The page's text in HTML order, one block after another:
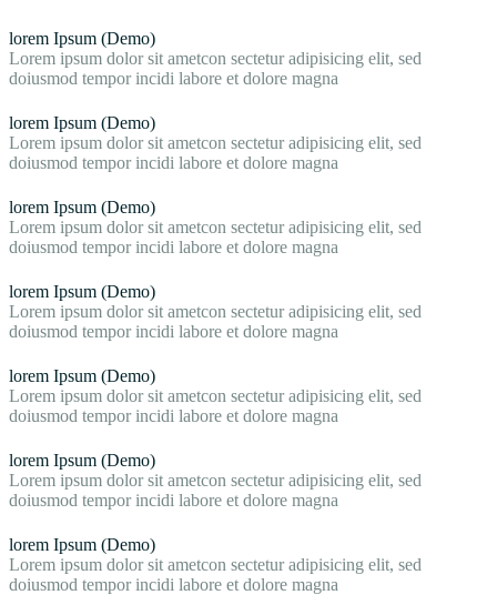
lorem Ipsum (Demo)
Lorem ipsum dolor sit ametcon sectetur adipisicing elit, sed
doiusmod tempor incidi labore et dolore magna
lorem Ipsum (Demo)
Lorem ipsum dolor sit ametcon sectetur adipisicing elit, sed
doiusmod tempor incidi labore et dolore magna
lorem Ipsum (Demo)
Lorem ipsum dolor sit ametcon sectetur adipisicing elit, sed
doiusmod tempor incidi labore et dolore magna
lorem Ipsum (Demo)
Lorem ipsum dolor sit ametcon sectetur adipisicing elit, sed
doiusmod tempor incidi labore et dolore magna
lorem Ipsum (Demo)
Lorem ipsum dolor sit ametcon sectetur adipisicing elit, sed
doiusmod tempor incidi labore et dolore magna
lorem Ipsum (Demo)
Lorem ipsum dolor sit ametcon sectetur adipisicing elit, sed
doiusmod tempor incidi labore et dolore magna
lorem Ipsum (Demo)
Lorem ipsum dolor sit ametcon sectetur adipisicing elit, sed
doiusmod tempor incidi labore et dolore magna